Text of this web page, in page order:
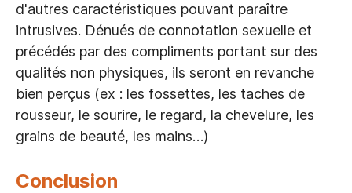
d'autres caractéristiques pouvant paraître
intrusives. Dénués de connotation sexuelle et
précédés par des compliments portant sur des
qualités non physiques, ils seront en revanche
bien perçus (ex : les fossettes, les taches de
rousseur, le sourire, le regard, la chevelure, les
grains de beauté, les mains…)
Conclusion